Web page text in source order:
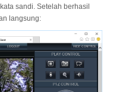
sandi. Setelah berhasil
langsung: